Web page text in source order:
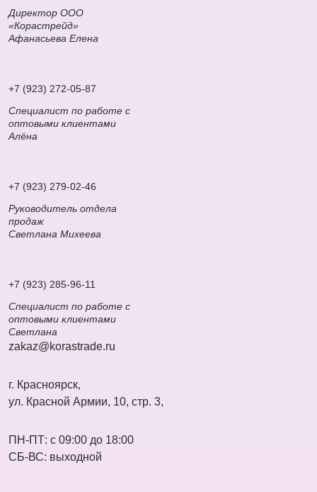
Директор ООО
«Корастрейд»
Афанасьева Елена
+7 (923) 272-05-87
Специалист по работе с
оптовыми клиентами
Алёна
+7 (923) 279-02-46
Руководитель отдела
продаж
Светлана Михеева
+7 (923) 285-96-11
Специалист по работе с
оптовыми клиентами
Светлана
zakaz@korastrade.ru
г. Красноярск,
ул. Красной Армии, 10, стр. 3,
ПН-ПТ: с 09:00 до 18:00
СБ-ВС: выходной